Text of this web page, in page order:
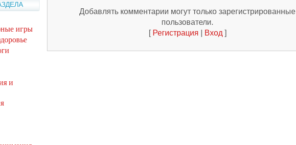
игры
и
Добавлять комментарии могут только зарегистрированные
пользователи.
[ Регистрация Вход ]